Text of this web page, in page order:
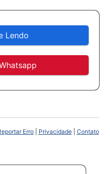
Lendo
Erro| Privacidade| Contato